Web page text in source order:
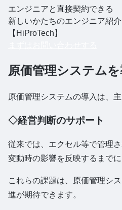
エンジニアと直接契約できる
新しいかたちのエンジニア紹
【HiProTech】
原価管理システム
原価管理システムの導入は、
◇経営判断のサポート
従来では、エクセル等で管理
変動時の影響を反映するまで
これらの課題は、原価管理シ
進が期待できます。